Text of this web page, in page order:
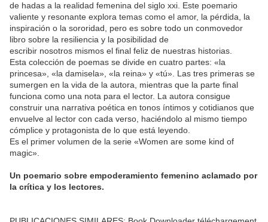
de hadas a la realidad femenina del siglo xxi. Este poemario
valiente y resonante explora temas como el amor, la pérdida, la
inspiración o la sororidad, pero es sobre todo un conmovedor
libro sobre la resiliencia y la posibilidad de
escribir nosotros mismos el final feliz de nuestras historias.
Esta colección de poemas se divide en cuatro partes: «la
princesa», «la damisela», «la reina» y «tú». Las tres primeras se
sumergen en la vida de la autora, mientras que la parte final
funciona como una nota para el lector. La autora consigue
construir una narrativa poética en tonos íntimos y cotidianos que
envuelve al lector con cada verso, haciéndolo al mismo tiempo
cómplice y protagonista de lo que está leyendo.
Es el primer volumen de la serie «Women are some kind of
magic».
Un poemario sobre empoderamiento femenino aclamado por
la crítica y los lectores.